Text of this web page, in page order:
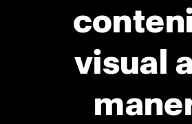
visual